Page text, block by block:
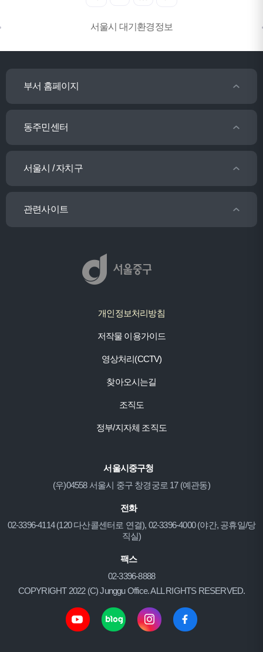
서울시 대기환경정보
부서 홈페이지
동주민센터
서울시 / 자치구
관련사이트
개인정보처리방침
저작물 이용가이드
영상처리(CCTV)
찾아오시는길
조직도
정부/지자체 조직도
서울시중구청
(우)04558 서울시 중구 창경궁로 17 (예관동)
전화
02-3396-4114 (120 다산콜센터로 연결), 02-3396-4000 (야간, 공휴일/당
직실)
팩스
02-3396-8888
COPYRIGHT 2022 (C) Junggu Office. ALL RIGHTS RESERVED.